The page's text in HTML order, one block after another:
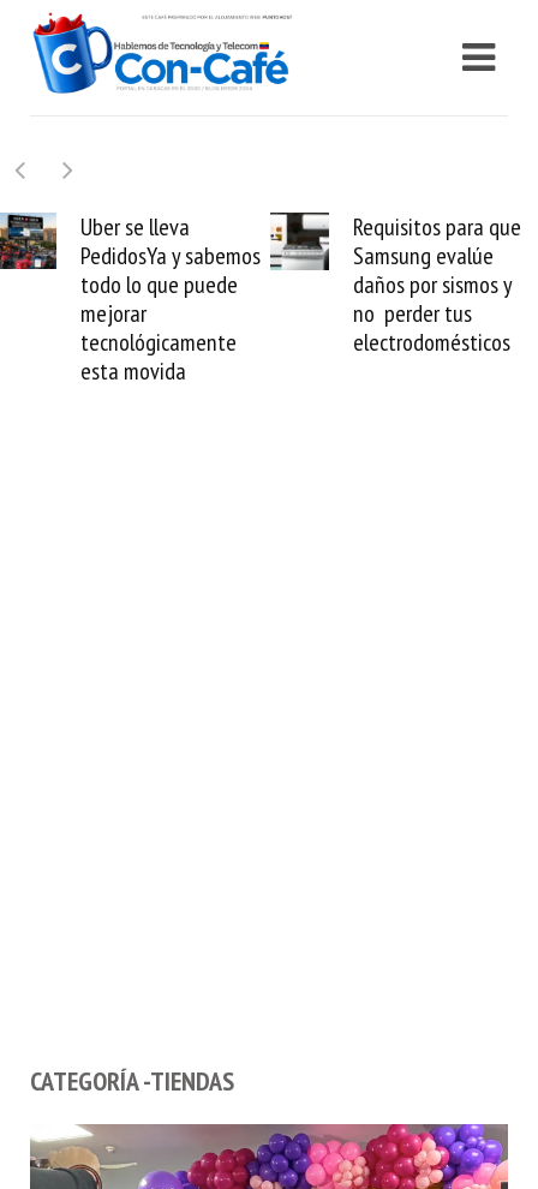
Uber se lleva
PedidosYa y sabemos
todo lo que puede
mejorar
tecnológicamente
esta movida
Requisitos para que
Samsung evalúe
daños por sismos y
no perder tus
electrodomésticos
CATEGORÍA -TIENDAS